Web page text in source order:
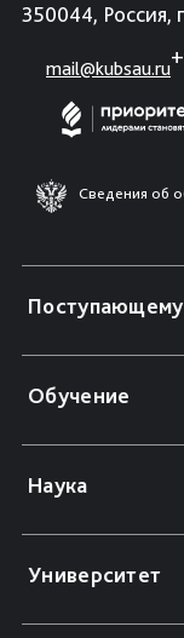
350044, Россия,
mail@kubsau.ru
Сведения об
Поступающему
Обучение
Наука
Университет